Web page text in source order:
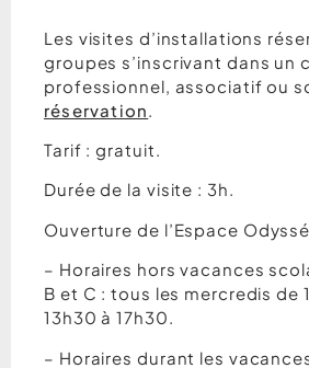
Les visites d’installations
groupes s’inscrivant dans un
professionnel, associatif ou
réservation
Tarif : gratuit.
Durée de la visite : 3h.
Ouverture de l’Espace
– Horaires hors vacances
B et C : tous les mercredis de
13h30 à 17h30.
– Horaires durant les